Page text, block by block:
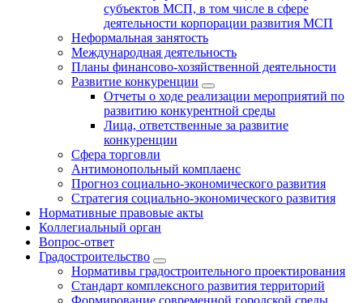
субъектов МСП, в том числе в сфере
деятельности корпорации развития МСП
Неформальная занятость
Международная деятельность
Планы финансово-хозяйственной деятельности
Развитие конкуренции
Отчеты о ходе реализации мероприятий по
развитию конкурентной среды
Лица, ответственные за развитие
конкуренции
Сфера торговли
Антимонопольный комплаенс
Прогноз социально-экономического развития
Стратегия социально-экономического развития
Нормативные правовые акты
Коллегиальный орган
Вопрос-ответ
Градостроительство
Нормативы градостроительного проектирования
Стандарт комплексного развития территорий